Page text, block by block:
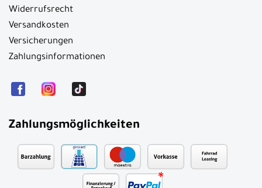
Widerrufsrecht
Versandkosten
Versicherungen
Zahlungsinformationen
Zahlungsmöglichkeiten